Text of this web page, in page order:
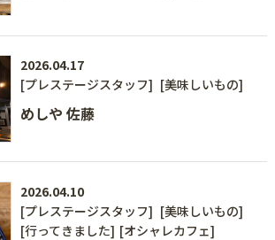
2026.04.17
[プレステージスタッフ] [美味しいもの]
めしや 佐藤
2026.04.10
[プレステージスタッフ] [美味しいもの]
[行ってきました] [オシャレカフェ]